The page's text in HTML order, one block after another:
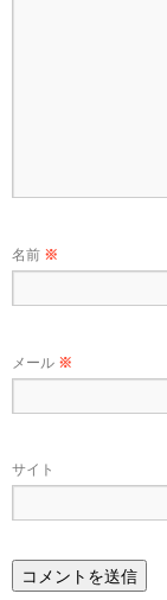
名前 ※
メール ※
サイト